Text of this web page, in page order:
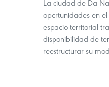
La ciudad de Da
oportunidades en
espacio territorial
disponibilidad de
reestructurar su